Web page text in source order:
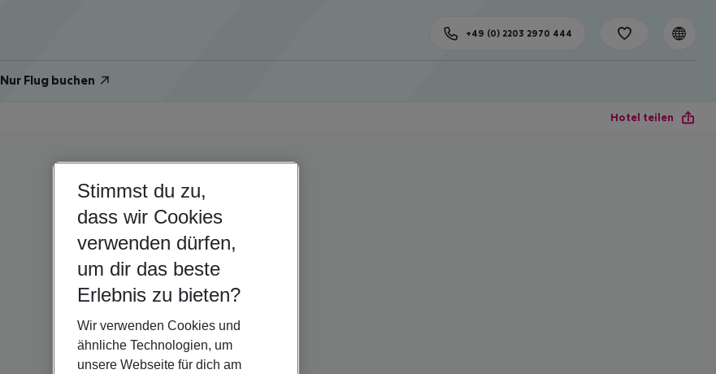
Nur Flug buchen
+49 (0) 2203 2970 444
Hotel teilen
Stimmst du zu,
dass wir Cookies
verwenden dürfen,
um dir das beste
Erlebnis zu bieten?
Wir verwenden Cookies und
ähnliche Technologien, um
unsere Webseite für dich am